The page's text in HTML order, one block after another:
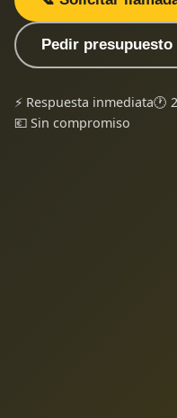
Pedir
⚡ Respuesta inmediata🕐
💶 Sin compromiso